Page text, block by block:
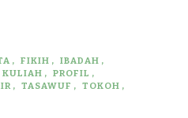
FIKIH
IBADAH
KULIAH
PROFIL
TASAWUF
TOKOH